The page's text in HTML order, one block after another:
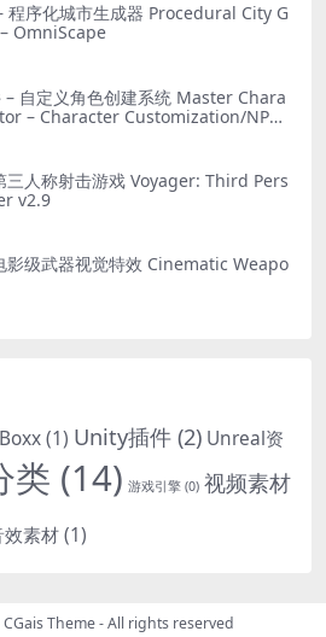
程序化城市生成器 Procedural City G
OmniScape
自定义角色创建系统 Master Chara
– Character Customization/NPC
三人称射击游戏 Voyager: Third Pers
v2.9
影级武器视觉特效 Cinematic Weapo
(1) Unity插件 (2) Unreal资
类 (14) 游戏引擎 (0) 视频素材
效素材(1)
CGais Theme- All rights reserved